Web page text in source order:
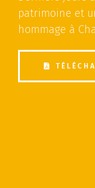
patrimoine et
hommage à